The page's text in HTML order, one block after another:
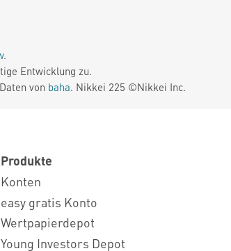
.
Entwicklung zu.
von baha. Nikkei 225 ©Nikkei Inc.
Produkte
Konten
easy gratis Konto
Wertpapierdepot
Young Investors Depot